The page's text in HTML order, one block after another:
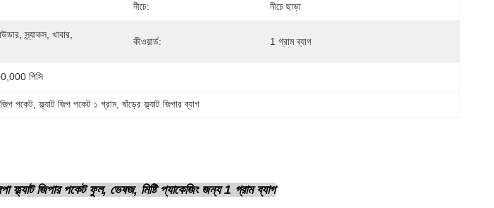
নীচে: নীচে ছাড়া
স্ন্যাকস, খাবার,
কীওয়ার্ড: 1 গ্রাম ব্যাগ
পিসি
পকেট , ফ্ল্যাট জিপ পকেট ১ গ্রাম, ষাঁড়ের ফ্ল্যাট জিপার ব্যাগ
ফ্ল্যাট জিপার পকেট ফুল, ভেষজ, মিষ্টি প্যাকেজিং জন্য 1 গ্রাম ব্যাগ